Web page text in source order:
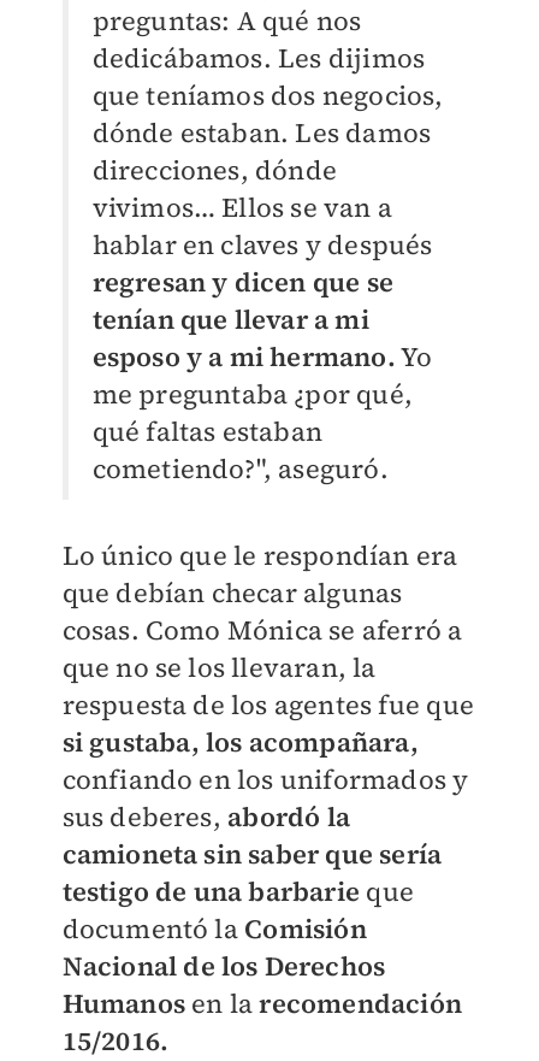
preguntas: A qué nos
dedicábamos. Les dijimos
que teníamos dos negocios,
dónde estaban. Les damos
direcciones, dónde
vivimos… Ellos se van a
hablar en claves y después
regresan y dicen que se
tenían que llevar a mi
esposo y a mi hermano.Yo
me preguntaba ¿por qué,
qué faltas estaban
cometiendo?", aseguró.
Lo único que le respondían era
que debían checar algunas
cosas. Como Mónica se aferró a
que no se los llevaran, la
respuesta de los agentes fue que
si gustaba, los acompañara,
confiando en los uniformados y
sus deberes, abordó la
camioneta sin saber que sería
testigo de una barbarie que
documentó la Comisión
Nacional de los Derechos
Humanosen larecomendación
15/2016.